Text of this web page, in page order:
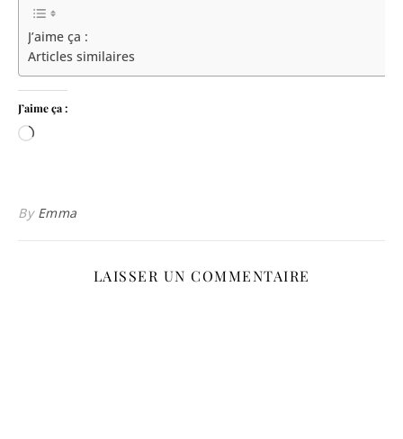
J’aime ça :
Articles similaires
J’aime ça :
Chargement…
By Emma
LAISSER UN COMMENTAIRE